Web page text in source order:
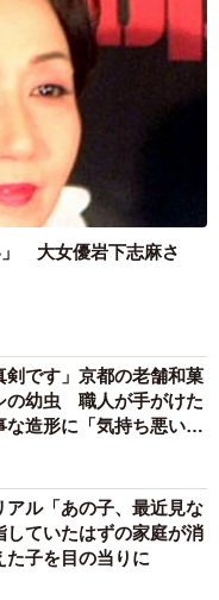
大女優岩下志麻さ
剣です」京都の老舗和菓
幼虫 職人が手がけた
造形に「気持ち悪いく
アル「あの子、最近見な
ていたはずの家庭が消
子を目の当りに